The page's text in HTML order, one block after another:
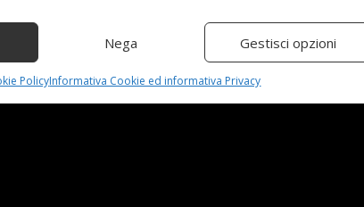
Nega Gestisci opzioni
PolicyInformativa Cookie ed informativa Privacy
Prezzo: [price_with_discount](alla data del